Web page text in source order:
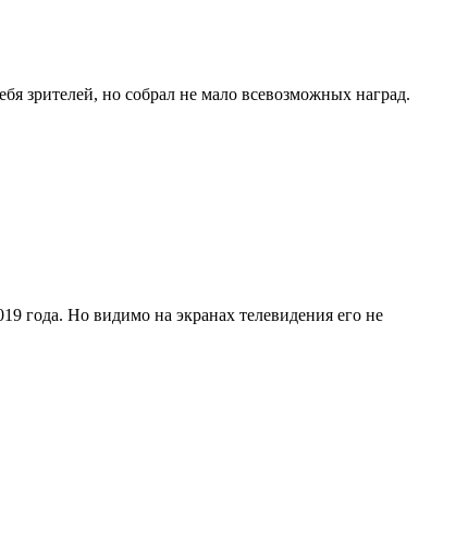
зрителей, но собрал не мало всевозможных наград.
года. Но видимо на экранах телевидения его не